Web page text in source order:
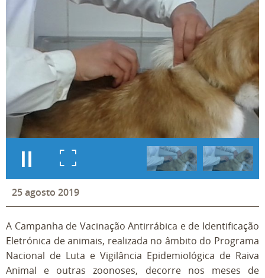
25agosto 2019
A Campanha de Vacinação Antirrábica e de Identificação
Eletrónica de animais, realizada no âmbito do Programa
Nacional de Luta e Vigilância Epidemiológica de Raiva
Animal e outras zoonoses, decorre nos meses de